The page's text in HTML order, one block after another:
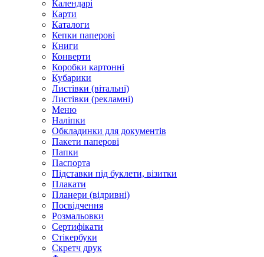
Календарі
Карти
Каталоги
Кепки паперові
Книги
Конверти
Коробки картонні
Кубарики
Листівки (вітальні)
Листівки (рекламні)
Меню
Наліпки
Обкладинки для документів
Пакети паперові
Папки
Паспорта
Підставки під буклети, візитки
Плакати
Планери (відривні)
Посвідчення
Розмальовки
Сертифікати
Стікербуки
Скретч друк